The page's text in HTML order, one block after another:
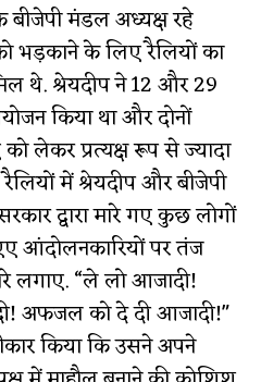
मंडल अध्यक्ष रहे
भड़काने के लिए रैलियों का
थे. श्रेयदीप ने 12 और 29
किया था और दोनों
लेकर प्रत्यक्ष रूप से ज्यादा
में श्रेयदीप और बीजेपी
द्वारा मारे गए कुछ लोगों
आंदोलनकारियों पर तंज
लगाए. “ले लो आजादी!
अफजल को दे दी आजादी!"
किया कि उसने अपने